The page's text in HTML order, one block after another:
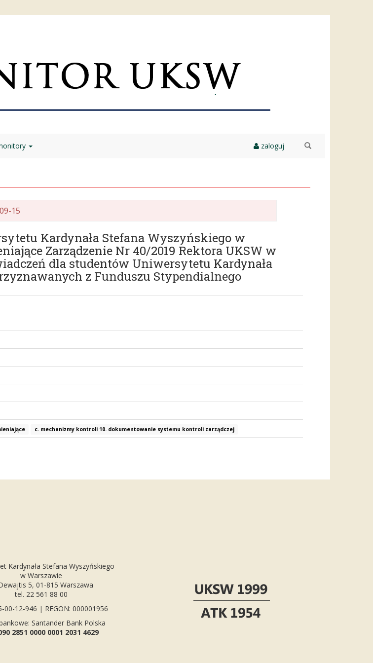
zaloguj
15
Kardynała Stefana Wyszyńskiego w
Zarządzenie Nr 40/2019 Rektora UKSW w
dla studentów Uniwersytetu Kardynała
z Funduszu Stypendialnego
c. mechanizmy kontroli 10. dokumentowanie systemu kontroli zarządczej
Kardynała Stefana Wyszyńskiego
w Warszawie
5, 01-815 Warszawa
tel. 22 561 88 00
00-12-946 | REGON: 000001956
Santander Bank Polska
2851 0000 0001 2031 4629